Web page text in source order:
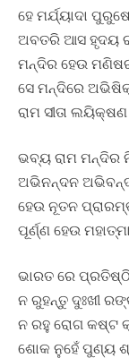
ହେ ମର୍ଯ୍ୟାଦା
ଅବତରି ଆସ ହୃଦୟ
ମନ୍ଦିର ହେଉ
ସେ ମନ୍ଦିରେ
ରାମ ସୀତା ଲୟିକ୍ଷଣ
ଭବ୍ୟ ରାମ ମନ୍ଦିର
ଅଭିନନ୍ଦନ
ହେଉ ନୂତନ
ପୂର୍ଣ୍ଣ ହେଉ
ଭାରତ ରେ
ନ ରୁହନ୍ତୁ ଦୁଃଖୀ
ନ ରହୁ ରୋଗ କଷ୍ଟ
ଶୋକ ନୁହେଁ ପୁଣ୍ୟ